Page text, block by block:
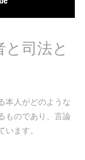
司法と
本人がどのような
ものであり、言論
ます。